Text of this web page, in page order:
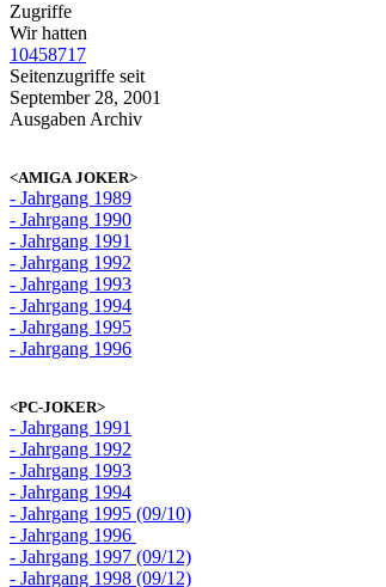
Zugriffe
Wir hatten
10458717
Seitenzugriffe seit
September 28, 2001
Ausgaben Archiv
<AMIGA JOKER>
- Jahrgang 1989
- Jahrgang 1990
- Jahrgang 1991
- Jahrgang 1992
- Jahrgang 1993
- Jahrgang 1994
- Jahrgang 1995
- Jahrgang 1996
<PC-JOKER>
- Jahrgang 1991
- Jahrgang 1992
- Jahrgang 1993
- Jahrgang 1994
- Jahrgang 1995 (09/10)
- Jahrgang 1996
- Jahrgang 1997 (09/12)
- Jahrgang 1998 (09/12)